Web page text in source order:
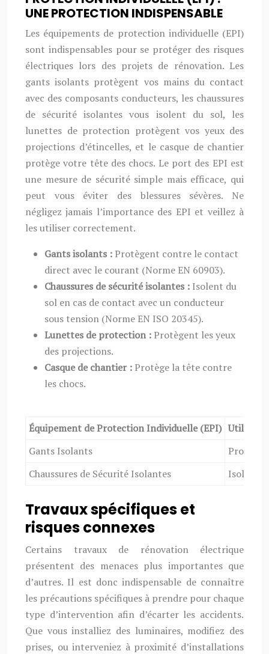
UNE PROTECTION INDISPENSABLE
Les équipements de protection individuelle (EPI)
sont indispensables pour se protéger des risques
électriques lors des projets de rénovation. Les
gants isolants protègent vos mains du contact
avec des composants conducteurs, les chaussures
de sécurité isolantes vous isolent du sol, les
lunettes de protection protègent vos yeux des
projections d’étincelles, et le casque de chantier
protège votre tête des chocs. Le port des EPI est
une mesure de sécurité simple mais efficace, qui
peut vous éviter des blessures sévères. Ne
négligez jamais l’importance des EPI et veillez à
les utiliser correctement.
Gants isolants : Protègent contre le contact
direct avec le courant (Norme EN 60903).
Chaussures de sécurité isolantes : Isolent du
sol en cas de contact avec un conducteur
sous tension (Norme EN ISO 20345).
Lunettes de protection : Protègent les yeux
des projections.
Casque de chantier : Protège la tête contre
les chocs.
Équipement de Protection Individuelle (EPI) Utilité
Gants Isolants
Chaussures de Sécurité Isolantes
Travaux spécifiques et
risques connexes
Certains travaux de rénovation électrique
présentent des menaces plus importantes que
d’autres. Il est donc indispensable de connaître
les précautions spécifiques à prendre pour chaque
type d’intervention afin d’écarter les accidents.
Que vous installiez des luminaires, modifiez des
prises, ou interveniez à proximité d’installations